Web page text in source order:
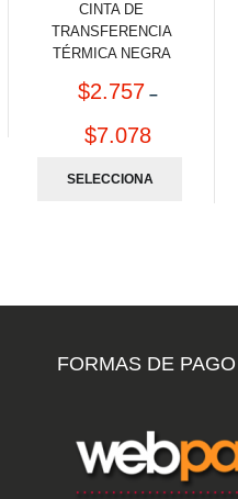
CINTA DE
TRANSFERENCIA
TÉRMICA NEGRA
$2.757 –
$7.078
SELECCIONA
FORMAS DE PAGO